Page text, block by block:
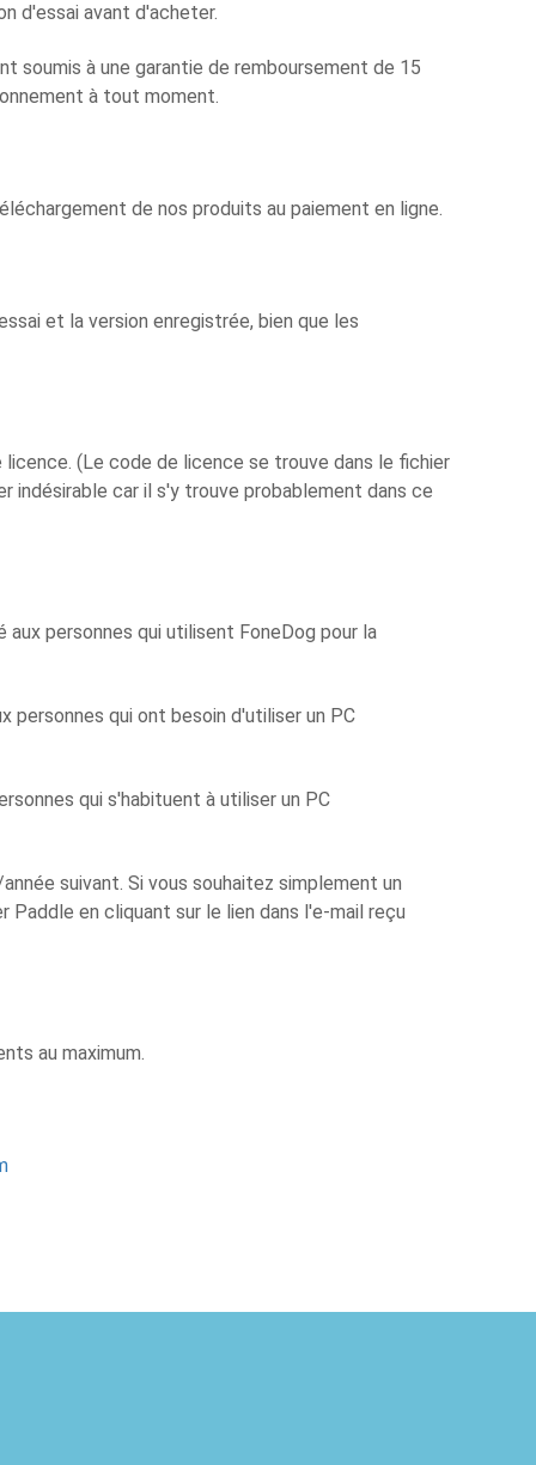
d'essai avant d'acheter.
soumis à une garantie de remboursement de 15
à tout moment.
de nos produits au paiement en ligne.
et la version enregistrée, bien que les
(Le code de licence se trouve dans le fichier
indésirable car il s'y trouve probablement dans ce
personnes qui utilisent FoneDog pour la
personnes qui ont besoin d'utiliser un PC
qui s'habituent à utiliser un PC
suivant. Si vous souhaitez simplement un
en cliquant sur le lien dans l'e-mail reçu
au maximum.